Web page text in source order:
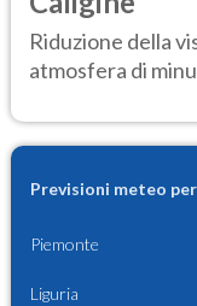
Riduzione della
atmosfera di
Previsioni meteo
Piemonte
Liguria